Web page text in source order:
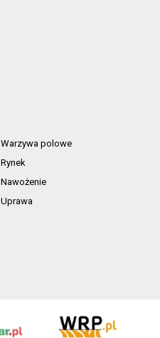
Warzywa polowe
Rynek
Nawożenie
Uprawa